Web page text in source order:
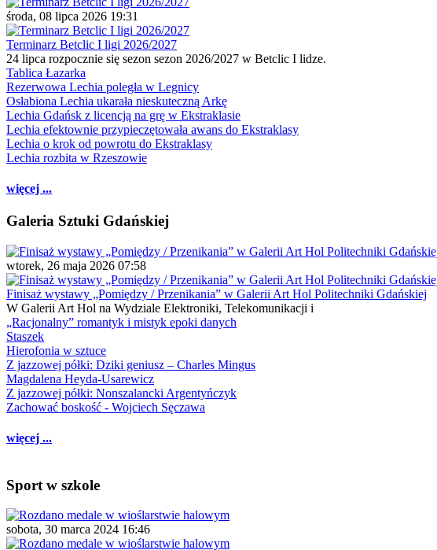
środa, 08 lipca 2026 19:31
Terminarz Betclic I ligi 2026/2027
24 lipca rozpocznie się sezon sezon 2026/2027 w Betclic I lidze.
Tablica Łazarka
Rezerwowa Lechia poległa w Legnicy
Osłabiona Lechia ukarała nieskuteczną Arkę
Lechia Gdańsk z licencją na grę w Ekstraklasie
Lechia efektownie przypieczętowała awans do Ekstraklasy
Lechia o krok od powrotu do Ekstraklasy
Lechia rozbita w Rzeszowie
więcej ...
Galeria Sztuki Gdańskiej
wtorek, 26 maja 2026 07:58
Finisaż wystawy „Pomiędzy / Przenikania” w Galerii Art Hol Politechniki Gdańskiej
W Galerii Art Hol na Wydziale Elektroniki, Telekomunikacji i
„Racjonalny” romantyk i mistyk epoki danych
Staszek
Hierofonia w sztuce
Z jazzowej półki: Dziki geniusz – Charles Mingus
Magdalena Heyda-Usarewicz
Z jazzowej półki: Nonszalancki Argentyńczyk
Zachować boskość - Wojciech Sęczawa
więcej ...
Sport w szkole
sobota, 30 marca 2024 16:46